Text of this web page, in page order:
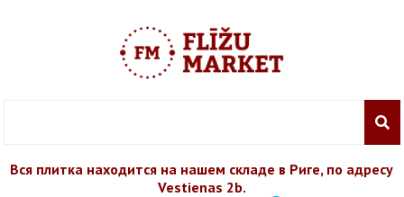
Вся плитка находится на нашем складе в Риге, по адресу
Vestienas 2b.